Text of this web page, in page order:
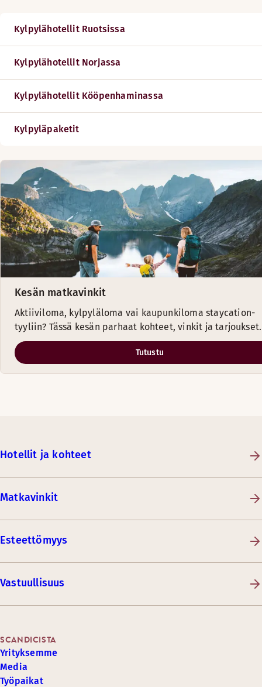
Kylpylähotellit Ruotsissa
Kylpylähotellit Norjassa
Kylpylähotellit Kööpenhaminassa
Kylpyläpaketit
Kesän matkavinkit
Aktiiviloma, kylpyläloma vai kaupunkiloma staycation-
tyyliin? Tässä kesän parhaat kohteet, vinkit ja tarjoukset.
Tutustu
Hotellit ja kohteet
Matkavinkit
Esteettömyys
Vastuullisuus
SCANDICISTA
Yrityksemme
Media
Työpaikat